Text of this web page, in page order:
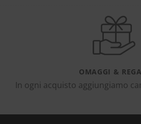
OMAGGI &
In ogni acquisto aggiungiamo